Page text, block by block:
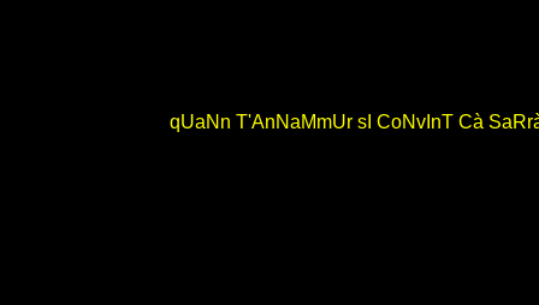
qUaNn T'AnNaMmUr sI CoNvInT Cà